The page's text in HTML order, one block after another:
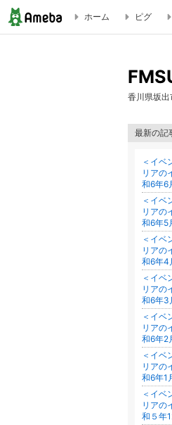
＜遺されたもの 〜戦後70年〜
ホーム ピグ
香川県坂出
最新の記
＜イベ
リアの
和6年6
＜イベ
リアの
和6年5
＜イベ
リアの
和6年4
＜イベ
リアの
和6年3
＜イベ
リアの
和6年2
＜イベ
リアの
和6年1
＜イベ
リアの
和５年